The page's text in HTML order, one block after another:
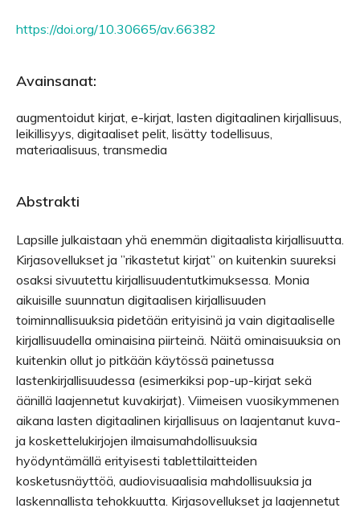
https://doi.org/10.30665/av.66382
Avainsanat:
augmentoidut kirjat, e-kirjat, lasten digitaalinen kirjallisuus,
leikillisyys, digitaaliset pelit, lisätty todellisuus,
materiaalisuus, transmedia
Abstrakti
Lapsille julkaistaan yhä enemmän digitaalista kirjallisuutta.
Kirjasovellukset ja ”rikastetut kirjat” on kuitenkin suureksi
osaksi sivuutettu kirjallisuudentutkimuksessa. Monia
aikuisille suunnatun digitaalisen kirjallisuuden
toiminnallisuuksia pidetään erityisinä ja vain digitaaliselle
kirjallisuudella ominaisina piirteinä. Näitä ominaisuuksia on
kuitenkin ollut jo pitkään käytössä painetussa
lastenkirjallisuudessa (esimerkiksi pop-up-kirjat sekä
äänillä laajennetut kuvakirjat). Viimeisen vuosikymmenen
aikana lasten digitaalinen kirjallisuus on laajentanut kuva-
ja koskettelukirjojen ilmaisumahdollisuuksia
hyödyntämällä erityisesti tablettilaitteiden
kosketusnäyttöä, audiovisuaalisia mahdollisuuksia ja
laskennallista tehokkuutta. Kirjasovellukset ja laajennetut